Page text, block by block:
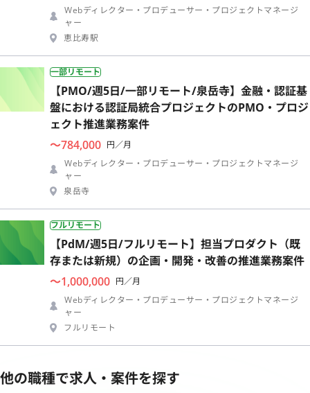
Webディレクター・プロデューサー・プロジェクトマネージ
ャー
恵比寿駅
一部リモート
【PMO/週5日/一部リモート/泉岳寺】金融・認証基
盤における認証局統合プロジェクトのPMO・プロジ
ェクト推進業務案件
〜784,000 円／月
Webディレクター・プロデューサー・プロジェクトマネージ
ャー
泉岳寺
フルリモート
【PdM/週5日/フルリモート】担当プロダクト（既
存または新規）の企画・開発・改善の推進業務案件
〜1,000,000 円／月
Webディレクター・プロデューサー・プロジェクトマネージ
ャー
フルリモート
他の職種で求人・案件を探す